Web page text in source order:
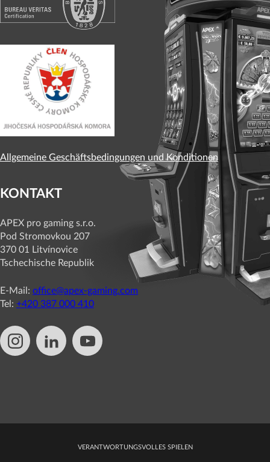
Allgemeine Geschäftsbedingungen und Konditionen
KONTAKT
APEX pro gaming s.r.o.
Pod Stromovkou 207
370 01 Litvínovice
Tschechische Republik
E-Mail: office@apex-gaming.com
Tel: +420 387 000 410
VERANTWORTUNGSVOLLES SPIELEN